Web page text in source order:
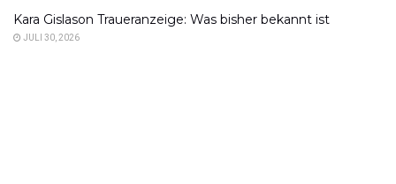
Kara Gislason Traueranzeige: Was bisher bekannt ist
JULI 30, 2026